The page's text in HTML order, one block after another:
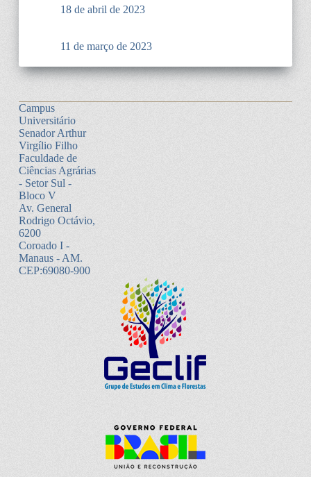
18 de abril de 2023
11 de março de 2023
Campus
Universitário
Senador Arthur
Virgílio Filho
Faculdade de
Ciências Agrárias
- Setor Sul -
Bloco V
Av. General
Rodrigo Octávio,
6200
Coroado I -
Manaus - AM.
CEP:69080-900